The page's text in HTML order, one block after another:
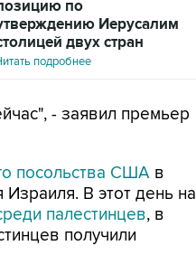
по
Иерусалим
двух стран
подробнее
- заявил премьер
посольства США в
В этот день на
палестинцев, в
получили